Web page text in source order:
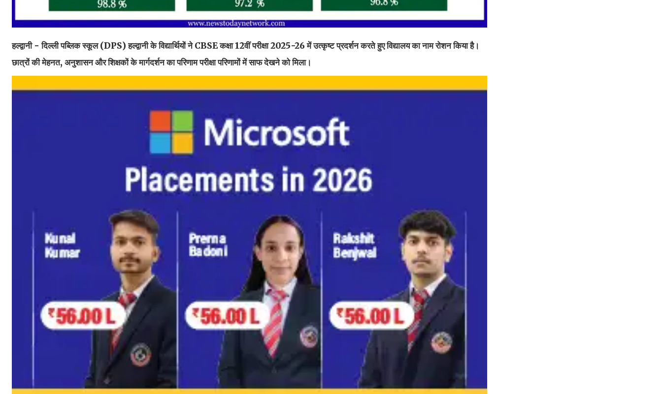
हल्द्वानी - दिल्ली पब्लिक स्कूल (DPS) हल्द्वानी के विद्यार्थियों ने CBSE कक्षा 12वीं परीक्षा 2025-26 में उत्कृष्ट प्रदर्शन करते हुए विद्यालय का नाम रोशन किया है।
छात्रों की मेहनत, अनुशासन और शिक्षकों के मार्गदर्शन का परिणाम परीक्षा परिणामों में साफ देखने को मिला।